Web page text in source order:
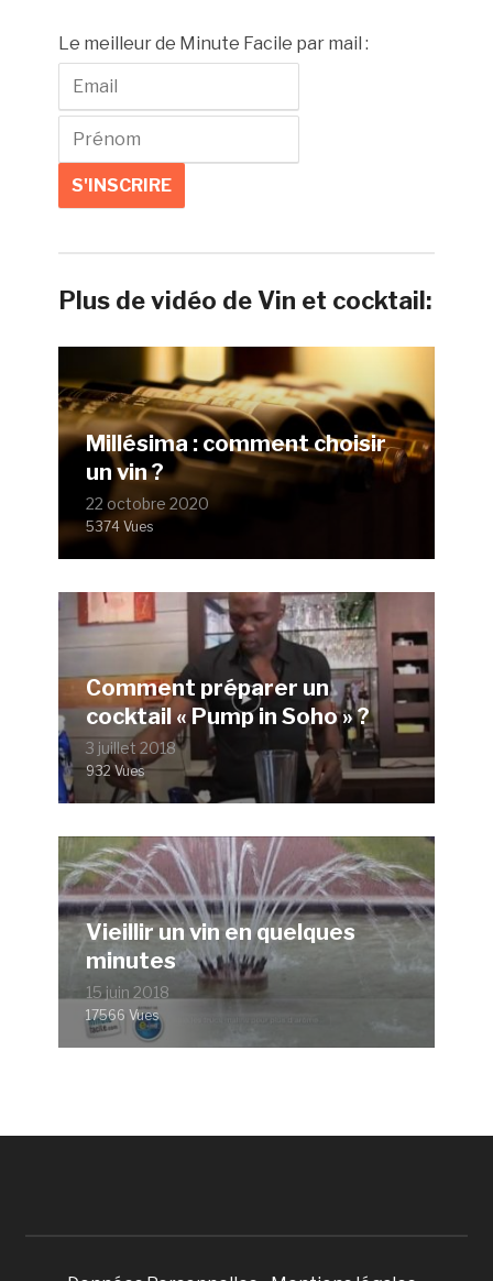
Le meilleur de Minute Facile par mail :
Plus de vidéo de Vin et cocktail:
Millésima : comment choisir
un vin ?
22 octobre 2020
5374 Vues
Comment préparer un
cocktail « Pump in Soho » ?
3 juillet 2018
932 Vues
Vieillir un vin en quelques
minutes
15 juin 2018
17566 Vues